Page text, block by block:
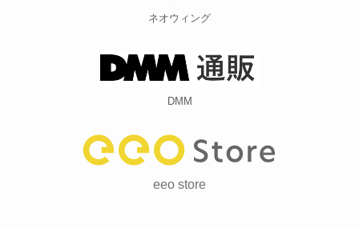
ネオウィング
DMM
eeo store